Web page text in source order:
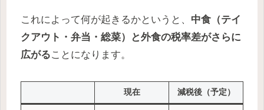
これによって何が起きるかというと、 中食（テイ
クアウト・弁当・総菜）と外食の税率差がさらに
広がることになります。
現在 減税後（予定）